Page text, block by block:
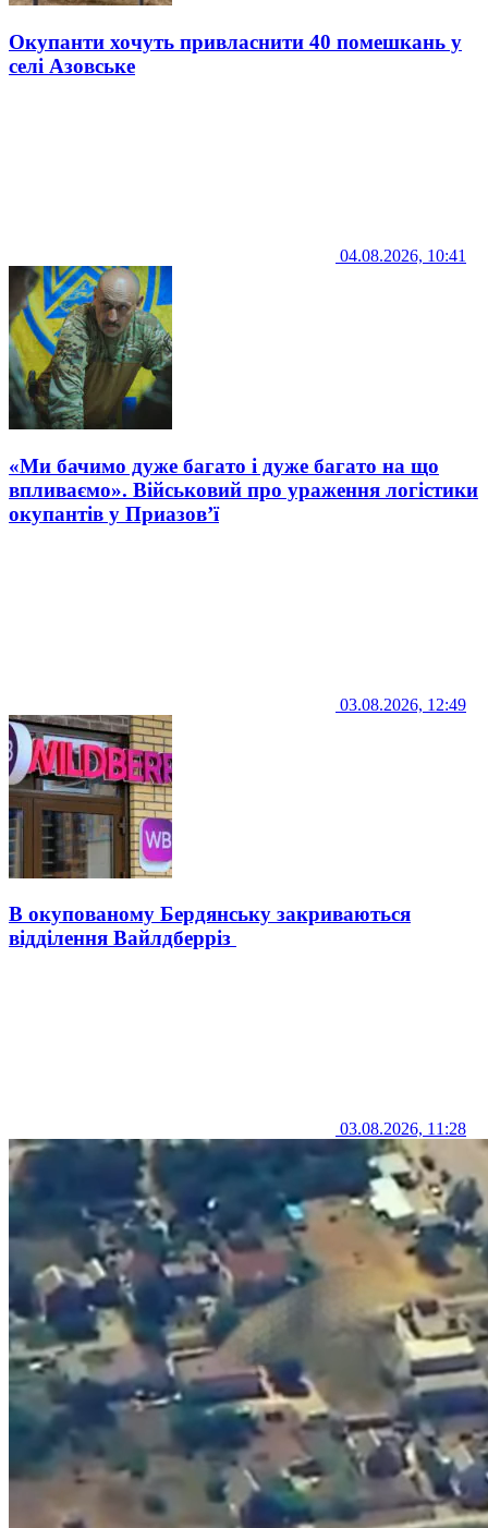
Окупанти хочуть привласнити 40 помешкань у
селі Азовське
04.08.2026, 10:41
«Ми бачимо дуже багато і дуже багато на що
впливаємо». Військовий про ураження логістики
окупантів у Приазов’ї
03.08.2026, 12:49
В окупованому Бердянську закриваються
відділення Вайлдберріз
03.08.2026, 11:28